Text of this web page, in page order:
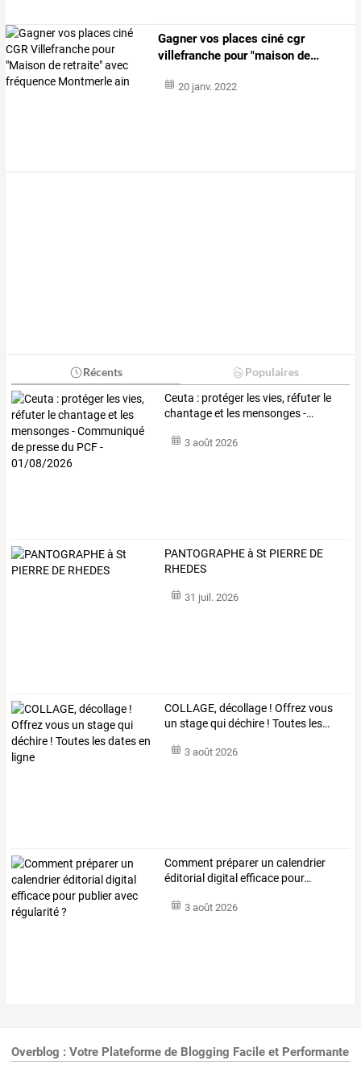
Gagnervos places ciné cgr
villefranche pour"maison de…
20 janv. 2022
Récents Populaires
Ceuta : protéger lesvies, réfuter le
chantageet les mensonges-…
3 août 2026
PANTOGRAPHE à St PIERRE DE
RHEDES
31 juil. 2026
COLLAGE, décollage ! Offrezvous
un stagequidéchire ! Toutes les…
3 août 2026
Comment préparer un calendrier
éditorial digital efficace pour…
3 août 2026
Overblog : Votre Plateforme de Blogging Facile et Performante